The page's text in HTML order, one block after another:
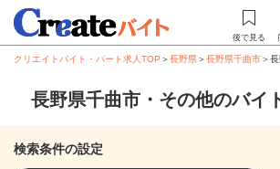
後で見る
クリエイトバイト・パート求人TOP ＞長野県＞長野県千曲市＞
長野県千曲市・その他のバイ
検索条件の設定